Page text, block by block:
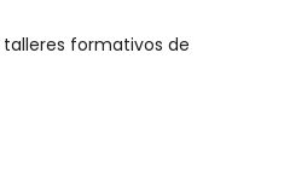
talleres formativos de